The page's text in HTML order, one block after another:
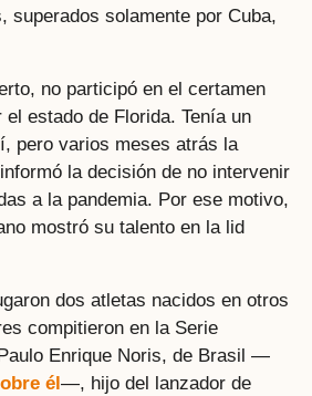
superados solamente por Cuba,
no participó en el certamen
estado de Florida. Tenía un
pero varios meses atrás la
la decisión de no intervenir
a la pandemia. Por ese motivo,
mostró su talento en la lid
dos atletas nacidos en otros
compitieron en la Serie
Enrique Noris, de Brasil —
él —, hijo del lanzador de